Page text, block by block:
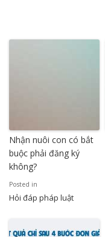
Nhận nuôi con có bắt
buộc phải đăng ký
không?
Posted in
Hỏi đáp pháp luật